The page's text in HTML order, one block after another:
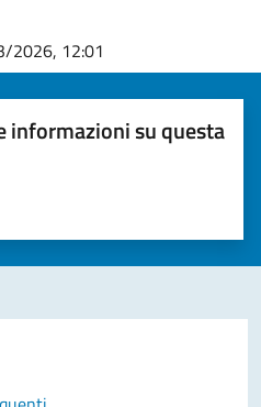
2026, 12:01
informazioni su questa
(da 1 a 5 stelle)
per valutare la chiarezza delle
su 5
5